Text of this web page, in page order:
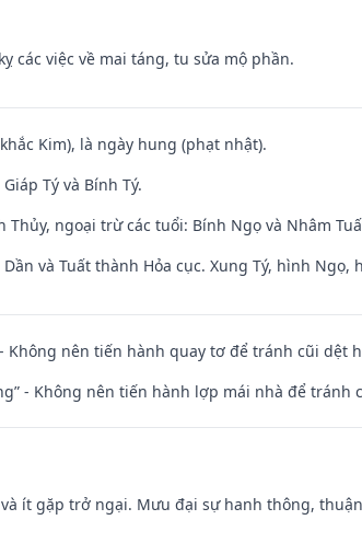
các việc về mai táng, tu sửa mộ phần.
Kim), là ngày hung (phạt nhật).
Tý và Bính Tý.
ngoại trừ các tuổi: Bính Ngọ và Nhâm
và Tuất thành Hỏa cục. Xung Tý, hình Ngọ,
Không nên tiến hành quay tơ để tránh cũi dệt
- Không nên tiến hành lợp mái nhà để tránh
ít gặp trở ngại. Mưu đại sự hanh thông,